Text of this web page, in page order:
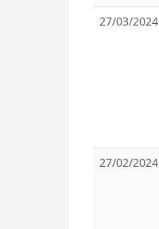
27/03/2024
27/02/2024